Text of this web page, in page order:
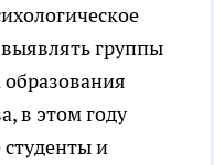
группы
в этом году
и